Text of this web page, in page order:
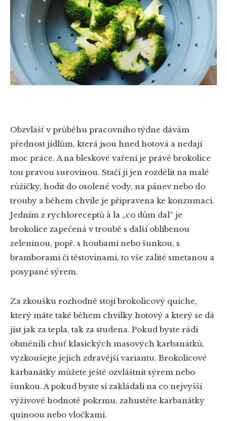
Obzvlášť v průběhu pracovního týdne dávám
přednost jídlům, která jsou hned hotová a nedají
moc práce. A na bleskové vaření je právě brokolice
tou pravou surovinou. Stačí ji jen rozdělit na malé
růžičky, hodit do osolené vody, na pánev nebo do
trouby a během chvíle je připravena ke konzumaci.
Jedním z rychloreceptů à la „co dům dal“ je
brokolice zapečená v troubě s další oblíbenou
zeleninou, popř. s houbami nebo šunkou, s
bramborami či těstovinami, to vše zalité smetanou a
posypané sýrem.
Za zkoušku rozhodně stojí brokolicový quiche,
který máte také během chvilky hotový a který se dá
jíst jak za tepla, tak za studena. Pokud byste rádi
obměnili chuť klasických masových karbanátků,
vyzkoušejte jejich zdravější variantu. Brokolicové
karbanátky můžete ještě ozvláštnit sýrem nebo
šunkou. A pokud byste si zakládali na co nejvyšší
výživové hodnotě pokrmu, zahustěte karbanátky
quinoou nebo vločkami.